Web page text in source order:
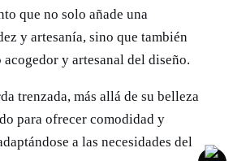
que no solo añade una
y artesanía, sino que también
y artesanal del diseño.
trenzada, más allá de su belleza
para ofrecer comodidad y
a las necesidades del